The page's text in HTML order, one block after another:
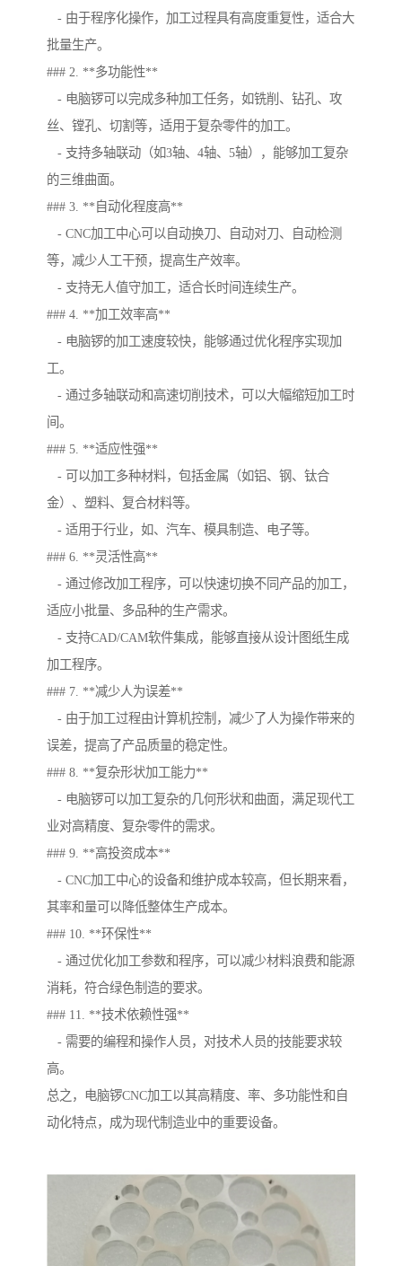
- 由于程序化操作，加工过程具有高度重复性，适合大
批量生产。
### 2. **多功能性**
- 电脑锣可以完成多种加工任务，如铣削、钻孔、攻
丝、镗孔、切割等，适用于复杂零件的加工。
- 支持多轴联动（如3轴、4轴、5轴），能够加工复杂
的三维曲面。
### 3. **自动化程度高**
- CNC加工中心可以自动换刀、自动对刀、自动检测
等，减少人工干预，提高生产效率。
- 支持无人值守加工，适合长时间连续生产。
### 4. **加工效率高**
- 电脑锣的加工速度较快，能够通过优化程序实现加
工。
- 通过多轴联动和高速切削技术，可以大幅缩短加工时
间。
### 5. **适应性强**
- 可以加工多种材料，包括金属（如铝、钢、钛合
金）、塑料、复合材料等。
- 适用于行业，如、汽车、模具制造、电子等。
### 6. **灵活性高**
- 通过修改加工程序，可以快速切换不同产品的加工，
适应小批量、多品种的生产需求。
- 支持CAD/CAM软件集成，能够直接从设计图纸生成
加工程序。
### 7. **减少人为误差**
- 由于加工过程由计算机控制，减少了人为操作带来的
误差，提高了产品质量的稳定性。
### 8. **复杂形状加工能力**
- 电脑锣可以加工复杂的几何形状和曲面，满足现代工
业对高精度、复杂零件的需求。
### 9. **高投资成本**
- CNC加工中心的设备和维护成本较高，但长期来看，
其率和量可以降低整体生产成本。
### 10. **环保性**
- 通过优化加工参数和程序，可以减少材料浪费和能源
消耗，符合绿色制造的要求。
### 11. **技术依赖性强**
- 需要的编程和操作人员，对技术人员的技能要求较
高。
总之，电脑锣CNC加工以其高精度、率、多功能性和自
动化特点，成为现代制造业中的重要设备。